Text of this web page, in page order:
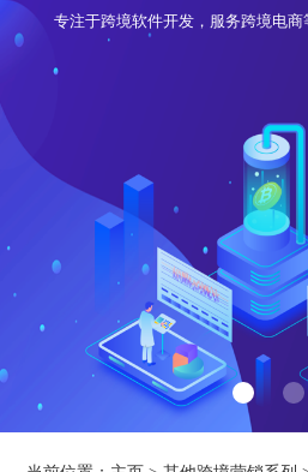
专注于跨境软件开发，服务跨境电商